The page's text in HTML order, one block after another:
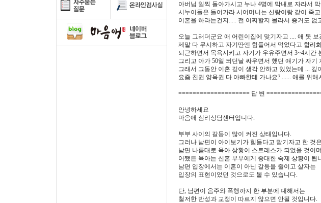
아버님 일찍 돌아가시고 누나 4명에 막내로 자라서
시누이들은 들어가라 시어머니는 신랑이랑 같이 죽
이혼을 하라는건지..... 전 어찌할지 몰라서 증거도 없
오늘 그러더군요 애 어린이집에 맞기자고 .... 애 못
제말 다 무시하고 자기딴엔 힘들어서 먹었다고 합리
퇴근하면서 목욕시키고 자기가 우유주면서 3~4시간
그리고 아가 50일 되던날 싸우면서 했던 얘기가 자
그래서 그동안 이혼 깊이 생각 안하고 있었는데 ... 깊
요즘 친권 양육권 다 아빠한테 가나요? ...... 애를 위
==================== 답 변
안녕하세요
마음애 심리상담센터입니다.
부부 사이의 갈등이 많이 커진 상태입니다.
그러나 남편이 아이보기가 힘들다고 맡기자고 한 것은
남편 나름대로 육아 상황이 스트레스가 되었을 것이며
어쨌든 육아는 신혼 부부에게 중대한 숙제 상황이 됩
남편 입장에서는 이혼이 아닌 갈등을 줄이고 살자는
입장의 표현이었던 것으로도 볼 수 있습니다.
단, 남편이 음주와 폭행까지 한 부분에 대해서는
철저한 반성과 교정이 따르지 않으면 안될 것입니다.